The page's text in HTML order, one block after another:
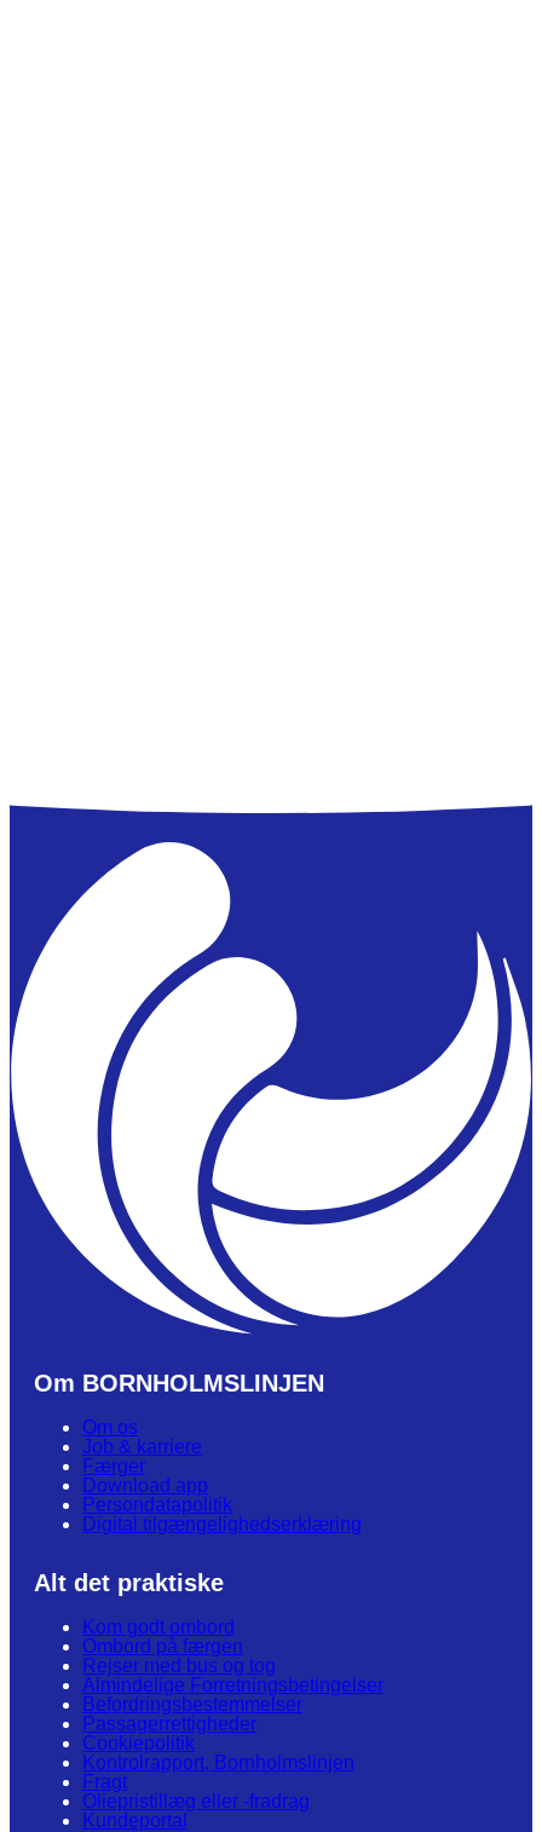
Om BORNHOLMSLINJEN
Om os
Job & karriere
Færger
Download app
Persondatapolitik
Digital tilgængelighedserklæring
Alt det praktiske
Kom godt ombord
Ombord på færgen
Rejser med bus og tog
Almindelige Forretningsbetingelser
Befordringsbestemmelser
Passagerrettigheder
Cookiepolitik
Kontrolrapport, Bornholmslinjen
Fragt
Oliepristillæg eller -fradrag
Kundeportal